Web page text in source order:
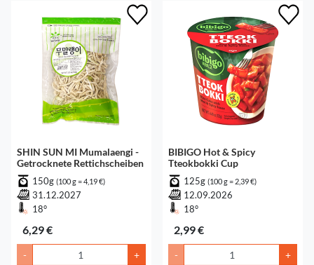
SHIN SUN MI Mumalaengi -
Getrocknete Rettichscheiben
150g (100 g = 4,19 €)
31.12.2027
18°
6,29 €
- +
BIBIGO Hot & Spicy
Tteokbokki Cup
125g (100 g = 2,39 €)
12.09.2026
18°
2,99 €
- +